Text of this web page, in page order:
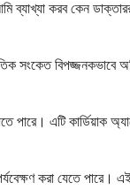
করব কেন
সংকেত বিপজ্জনকভাবে
পারে। এটি
করা যেতে পারে।